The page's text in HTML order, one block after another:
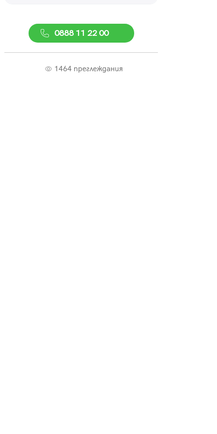
0888 11 22 00
1464 преглеждания